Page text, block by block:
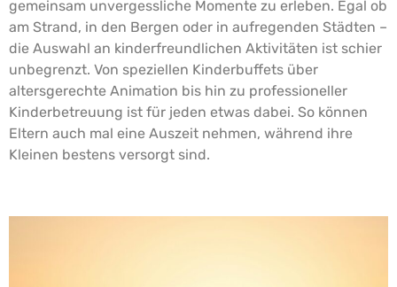
gemeinsam unvergessliche Momente zu erleben. Egal ob
am Strand, in den Bergen oder in aufregenden Städten –
die Auswahl an kinderfreundlichen Aktivitäten ist schier
unbegrenzt. Von speziellen Kinderbuffets über
altersgerechte Animation bis hin zu professioneller
Kinderbetreuung ist für jeden etwas dabei. So können
Eltern auch mal eine Auszeit nehmen, während ihre
Kleinen bestens versorgt sind.